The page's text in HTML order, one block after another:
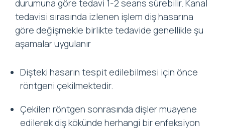
durumuna göre tedavi 1-2 seans sürebilir. Kanal
tedavisi sırasında izlenen işlem diş hasarına
göre değişmekle birlikte tedavide genellikle şu
aşamalar uygulanır
Dişteki hasarın tespit edilebilmesi için önce
röntgeni çekilmektedir.
Çekilen röntgen sonrasında dişler muayene
edilerek diş kökünde herhangi bir enfeksiyon